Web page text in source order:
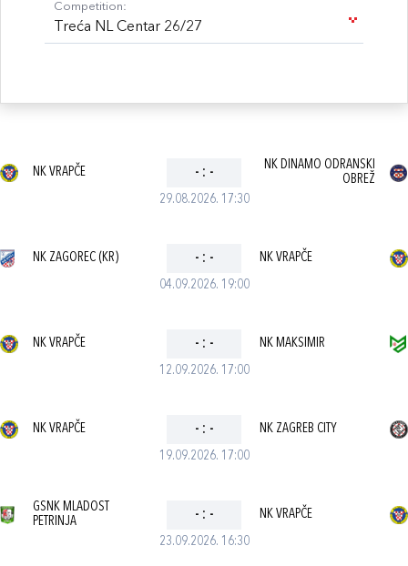
Competition:
Treća NL Centar 26/27
29.08.2026. 17:30
NK VRAPČE - : -
NK DINAMO ODRANSKI
OBREŽ
04.09.2026. 19:00
NK ZAGOREC (KR) - : - NK VRAPČE
12.09.2026. 17:00
NK VRAPČE - : - NK MAKSIMIR
19.09.2026. 17:00
NK VRAPČE - : - NK ZAGREB CITY
23.09.2026. 16:30
GSNK MLADOST
PETRINJA
- : - NK VRAPČE